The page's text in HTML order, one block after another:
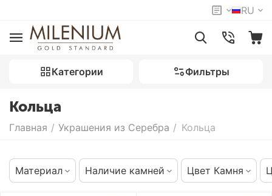
RU
Категории Фильтры
Кольца
Главная / Украшения из Серебра / Кольца
Материал Наличие камней Цвет Камня